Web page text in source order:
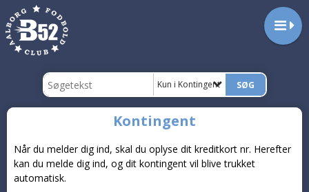
Kun i Kontingent
Kontingent
Når du melder dig ind, skal du oplyse dit kreditkort nr. Herefter
kan du melde dig ind, og dit kontingent vil blive trukket
automatisk.